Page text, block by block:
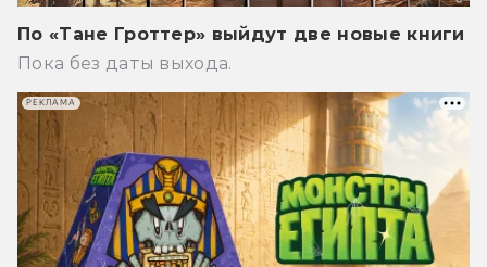
По «Тане Гроттер» выйдут две новые книги
Пока без даты выхода.
РЕКЛАМА